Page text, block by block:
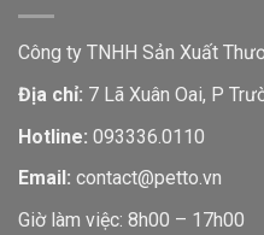
Công ty TNHH Sản Xuất
Địa chỉ: 7 Lã Xuân Oai, P
Hotline: 093336.0110
Email: contact@petto.vn
Giờ làm việc: 8h00 – 17h00